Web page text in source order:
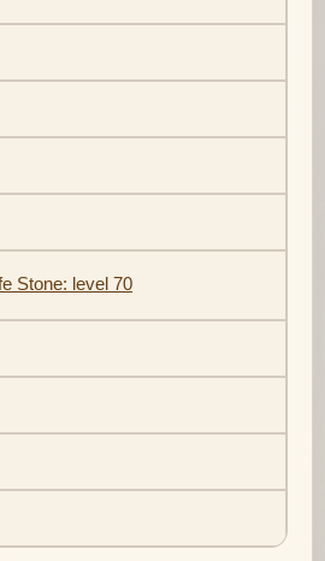
Stone: level 70